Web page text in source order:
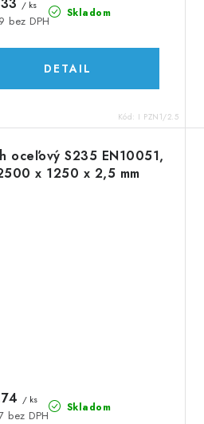
Skladom
bez DPH
/ ks
DETAIL
Kód: I PZN1/2.5
oceľový S235 EN10051,
x 1250 x 2,5 mm
Skladom
bez DPH
/ ks